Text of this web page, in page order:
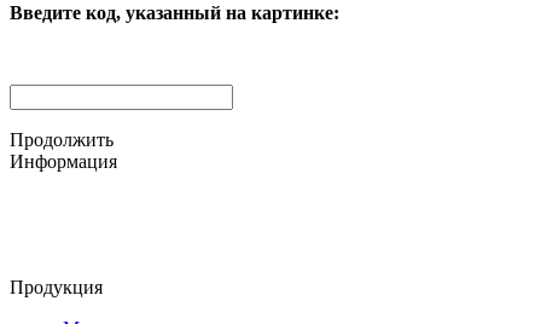
Введите код, указанный на картинке:
Продолжить
Информация
Продукция